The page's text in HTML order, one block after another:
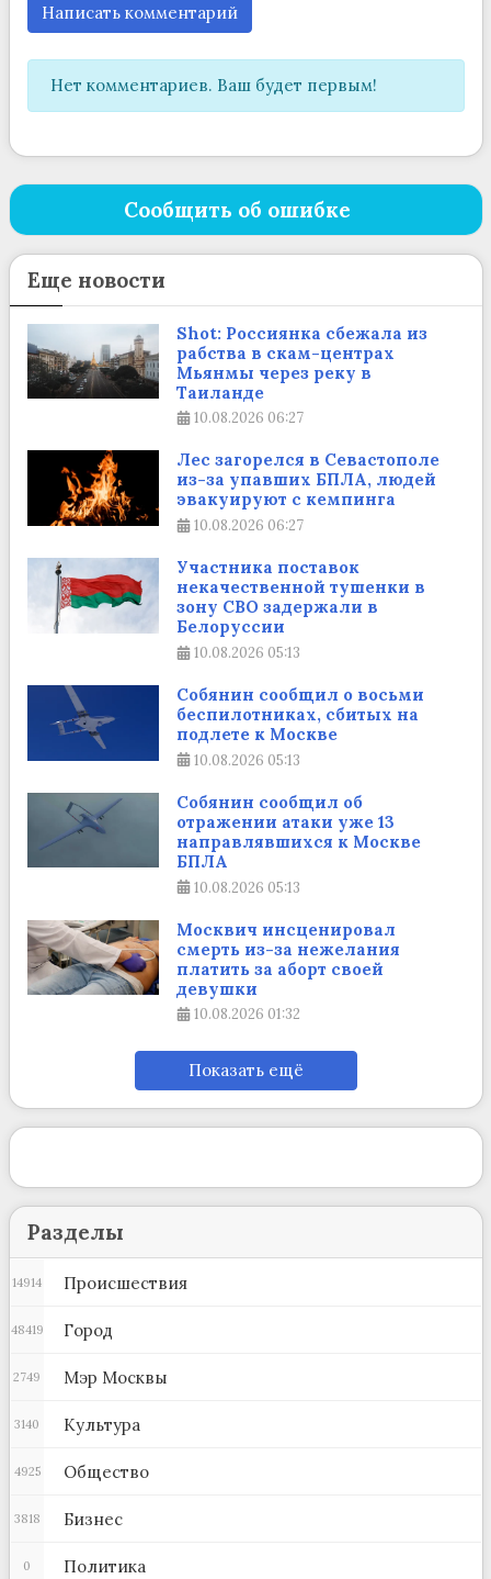
Написать комментарий
Нет комментариев. Ваш будет первым!
Сообщить об ошибке
Еще новости
Shot: Россиянка сбежала из
рабства в скам-центрах
Мьянмы через реку в
Таиланде
10.08.2026 06:27
Лес загорелся в Севастополе
из-за упавших БПЛА, людей
эвакуируют с кемпинга
10.08.2026 06:27
Участника поставок
некачественной тушенки в
зону СВО задержали в
Белоруссии
10.08.2026 05:13
Собянин сообщил о восьми
беспилотниках, сбитых на
подлете к Москве
10.08.2026 05:13
Собянин сообщил об
отражении атаки уже 13
направлявшихся к Москве
БПЛА
10.08.2026 05:13
Москвич инсценировал
смерть из-за нежелания
платить за аборт своей
девушки
10.08.2026 01:32
Показать ещё
Разделы
Происшествия
14914
Город
48419
Мэр Москвы
2749
Культура
3140
Общество
4925
Бизнес
3818
Политика
0